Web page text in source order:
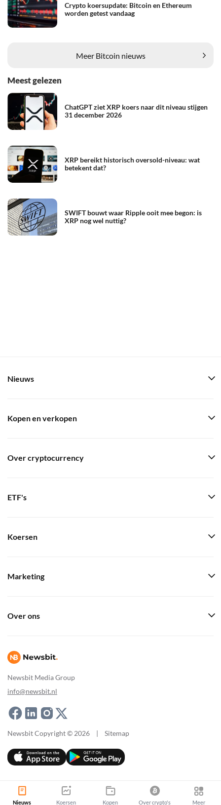
Crypto koersupdate: Bitcoin en Ethereum
worden getest vandaag
Meer Bitcoin nieuws
Meest gelezen
ChatGPT ziet XRP koers naar dit niveau stijgen
31 december 2026
XRP bereikt historisch oversold-niveau: wat
betekent dat?
SWIFT bouwt waar Ripple ooit mee begon: is
XRP nog wel nuttig?
Newsbit Media Group
info@newsbit.nl
Nieuws
Kopen en verkopen
Over cryptocurrency
ETF's
Koersen
Marketing
Over ons
Newsbit Copyright © 2026 | Sitemap
Nieuws Koersen Kopen Over crypto's Meer